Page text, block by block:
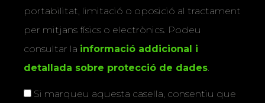
portabilitat, limitació o oposició al tractament
per mitjans físics o electrònics. Podeu
consultar la informació addicional i
detallada sobre protecció de dades.
Si marqueu aquesta casella, consentiu que